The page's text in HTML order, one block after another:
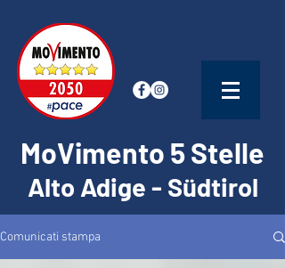
MoVimento 5 Stelle
Alto Adige - Südtirol
Comunicati stampa